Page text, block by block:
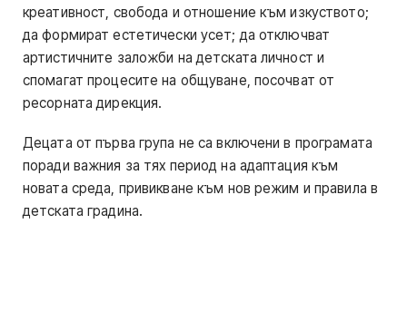
креативност, свобода и отношение към изкуството;
да формират естетически усет; да отключват
артистичните заложби на детската личност и
спомагат процесите на общуване, посочват от
ресорната дирекция.
Децата от първа група не са включени в програмата
поради важния за тях период на адаптация към
новата среда, привикване към нов режим и правила в
детската градина.